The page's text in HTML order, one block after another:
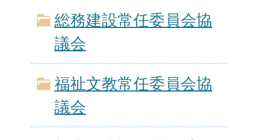
総務建設常任委員会協
議会
福祉文教常任委員会協
議会